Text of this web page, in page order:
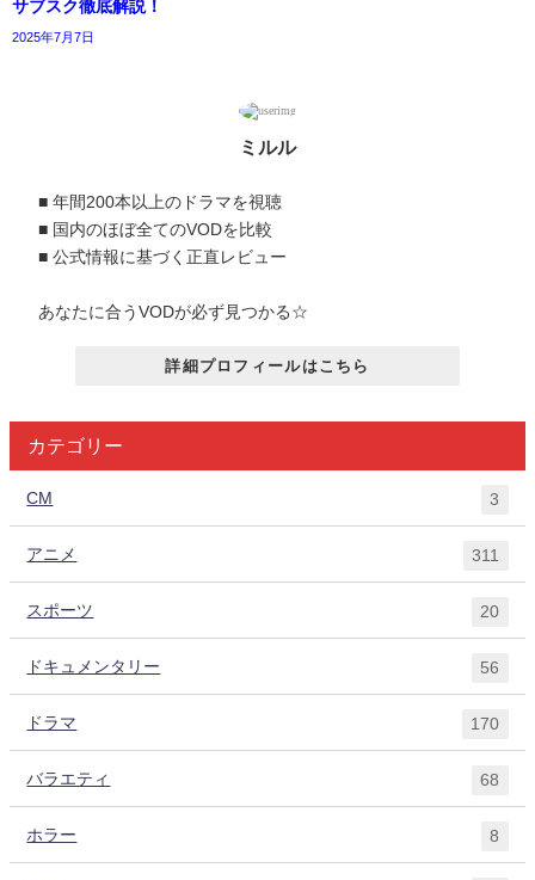
サブスク徹底解説！
2025年7月7日
ミルル
■ 年間200本以上のドラマを視聴
■ 国内のほぼ全てのVODを比較
■ 公式情報に基づく正直レビュー
あなたに合うVODが必ず見つかる☆
詳細プロフィールはこちら
カテゴリー
CM 3
アニメ 311
スポーツ 20
ドキュメンタリー 56
ドラマ 170
バラエティ 68
ホラー 8